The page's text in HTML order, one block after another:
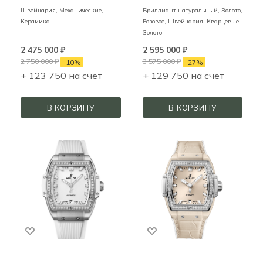
Швейцария, Механические,
Керамика
2 475 000 ₽
2 750 000₽ -10%
+ 123 750 на счёт
В КОРЗИНУ
Бриллиант натуральный, Золото,
Розовое, Швейцария,
Кварцевые,
Золото
2 595 000₽
3 575 000₽ -27%
+ 129 750 на счёт
В КОРЗИНУ